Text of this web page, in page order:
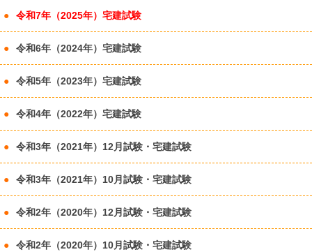
令和7年（2025年）宅建試験
令和6年（2024年）宅建試験
令和5年（2023年）宅建試験
令和4年（2022年）宅建試験
令和3年（2021年）12月試験・宅建試験
令和3年（2021年）10月試験・宅建試験
令和2年（2020年）12月試験・宅建試験
令和2年（2020年）10月試験・宅建試験